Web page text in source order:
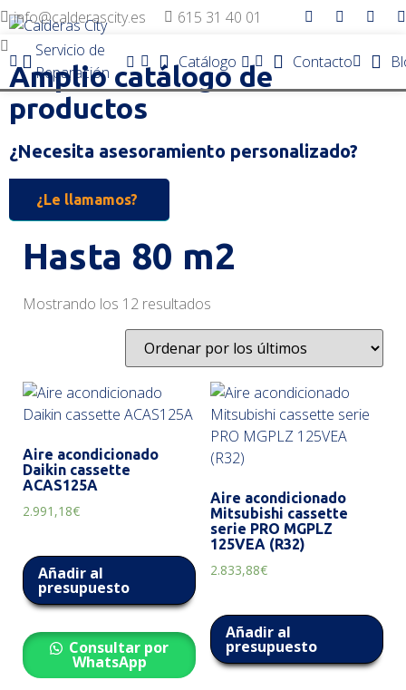
info@calderascity.es
615 31 40 01
Servicio de
Reparación
Catálogo Contacto
Amplio catálogo de
productos
¿Necesita asesoramiento personalizado?
¿Le llamamos?
Hasta 80 m2
Mostrando los 12 resultados
Aire acondicionado
Daikin cassette
ACAS125A
2.991,18€
Añadir al
presupuesto
Consultar por
WhatsApp
Aire acondicionado
Mitsubishi cassette
serie PRO MGPLZ
125VEA (R32)
2.833,88€
Añadir al
presupuesto